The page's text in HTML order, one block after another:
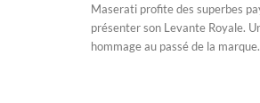
Maserati profite des superbes
présenter son Levante Royale.
hommage au passé de la marque.